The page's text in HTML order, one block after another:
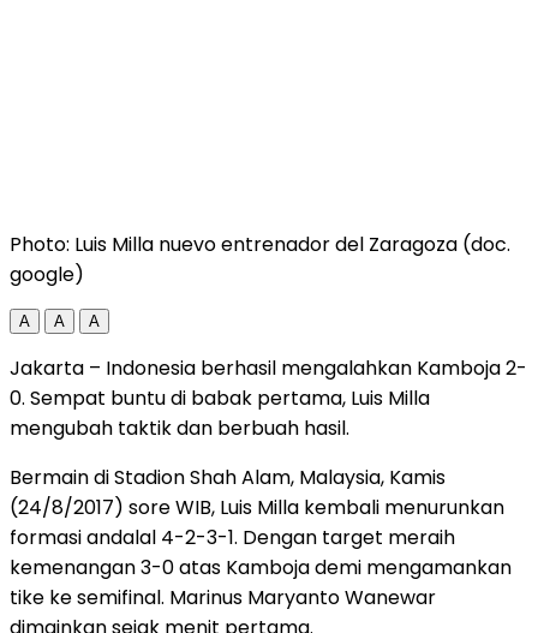
Photo: Luis Milla nuevo entrenador del Zaragoza (doc.
google)
A A A
Jakarta – Indonesia berhasil mengalahkan Kamboja 2-
0. Sempat buntu di babak pertama, Luis Milla
mengubah taktik dan berbuah hasil.
Bermain di Stadion Shah Alam, Malaysia, Kamis
(24/8/2017) sore WIB, Luis Milla kembali menurunkan
formasi andalal 4-2-3-1. Dengan target meraih
kemenangan 3-0 atas Kamboja demi mengamankan
tike ke semifinal. Marinus Maryanto Wanewar
dimainkan sejak menit pertama.